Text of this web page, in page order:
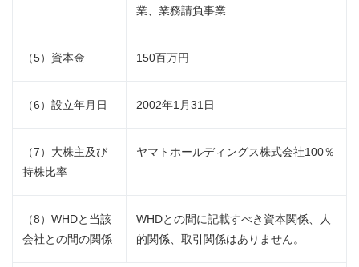
業、業務請負事業
（5）資本金 150百万円
（6）設立年月日 2002年1月31日
（7）大株主及び
持株比率
ヤマトホールディングス株式会社100％
（8）WHDと当該
会社との間の関係
WHDとの間に記載すべき資本関係、人
的関係、取引関係はありません。